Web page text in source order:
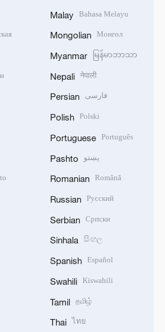
Malay Bahasa Melayu
Mongolian Монгол
Myanmar မြန်မာဘာသာ
Nepali नेपाली
Persian فارسی
Polish Polski
Portuguese Português
Pashto پښتو
Romanian Română
Russian Русский
Serbian Српски
Sinhala සිංහල
Spanish Español
Swahili Kiswahili
Tamil தமிழ்
Thai ไทย